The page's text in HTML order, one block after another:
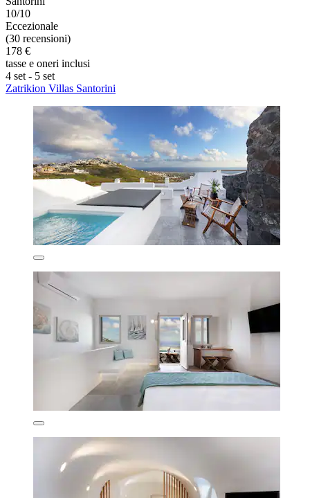
10/10
Eccezionale
(30 recensioni)
178 €
tasse e oneri inclusi
4 set - 5 set
Zatrikion Villas Santorini